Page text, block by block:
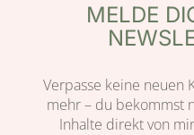
MELDE
Verpasse keine neuen
mehr – du bekommst
Inhalte direkt von